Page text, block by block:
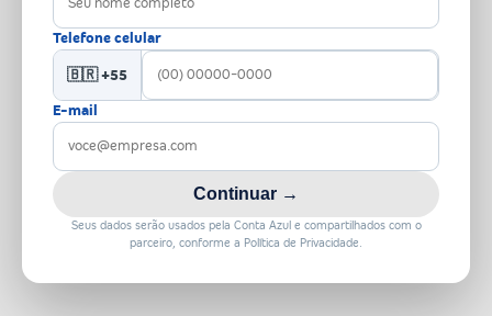
Telefone celular
🇧🇷 +55
E-mail
Continuar →
Seus dados serão usados pela Conta Azul e compartilhados com o
parceiro, conforme a Política de Privacidade.